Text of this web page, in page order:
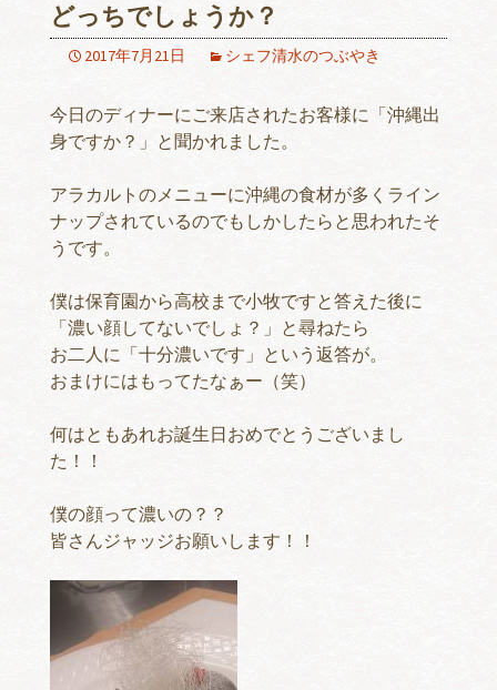
どっちでしょうか？
2017年7月21日 シェフ清水のつぶやき
今日のディナーにご来店されたお客様に「沖縄出
身ですか？」と聞かれました。
アラカルトのメニューに沖縄の食材が多くライン
ナップされているのでもしかしたらと思われたそ
うです。
僕は保育園から高校まで小牧ですと答えた後に
「濃い顔してないでしょ？」と尋ねたら
お二人に「十分濃いです」という返答が。
おまけにはもってたなぁー（笑）
何はともあれお誕生日おめでとうございまし
た！！
僕の顔って濃いの？？
皆さんジャッジお願いします！！